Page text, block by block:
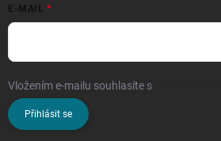
E-MAIL
Vložením e-mailu souhlasíte s
Přihlásit se